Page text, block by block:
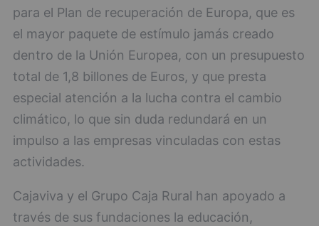
para el Plan de recuperación de Europa, que es
el mayor paquete de estímulo jamás creado
dentro de la Unión Europea, con un presupuesto
total de 1,8 billones de Euros, y que presta
especial atención a la lucha contra el cambio
climático, lo que sin duda redundará en un
impulso a las empresas vinculadas con estas
actividades.
Cajaviva y el Grupo Caja Rural han apoyado a
través de sus fundaciones la educación,